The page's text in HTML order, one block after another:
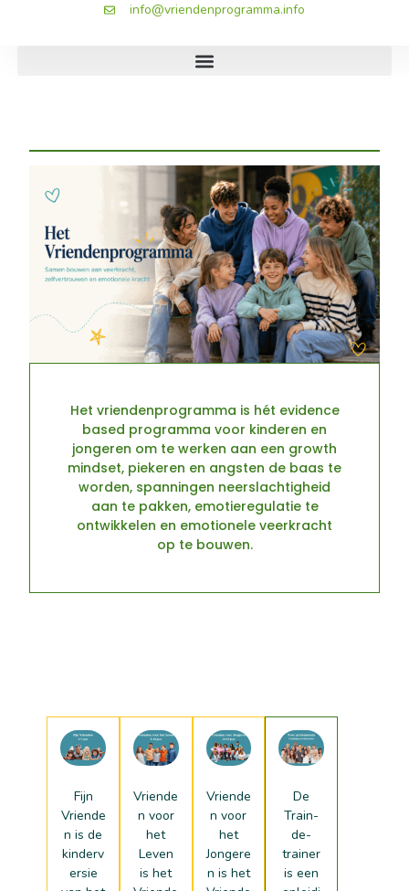
info@vriendenprogramma.info
Het vriendenprogramma is hét evidence
based programma voor kinderen en
jongeren om te werken aan een growth
mindset, piekeren en angsten de baas te
worden, spanningen neerslachtigheid
aan te pakken, emotieregulatie te
ontwikkelen en emotionele veerkracht
op te bouwen.
Fijn
Vriende
n is de
kinderv
ersie
Vriende
n voor
het
Leven
is het
Vriende
n voor
het
Jongere
n is het
De
Train-
de-
trainer
is een